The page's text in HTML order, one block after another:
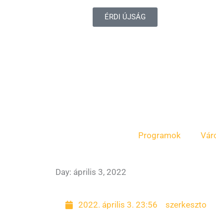
ÉRDI ÚJSÁG
Programok
Day: április 3, 2022
2022. április 3. 23:56 szerkeszto